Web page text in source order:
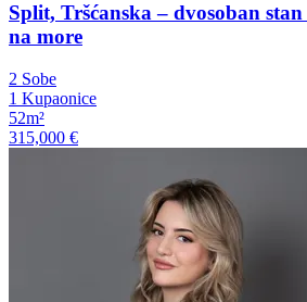
Split, Tršćanska – dvosoban stan
na more
2 Sobe
1 Kupaonice
52m²
315,000 €